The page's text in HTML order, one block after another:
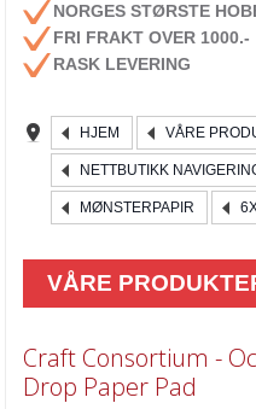
NORGES STØRSTE
FRI FRAKT OVER 1000.-
RASK LEVERING
HJEM VÅRE
NETTBUTIKK
MØNSTERPAPIR
VÅRE
Tilbud
Craft Consortium -
Drop Paper Pad